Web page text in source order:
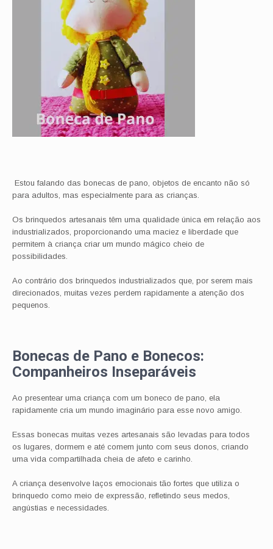
Estou falando das bonecas de pano, objetos de encanto não só
para adultos, mas especialmente para as crianças.
Os brinquedos artesanais têm uma qualidade única em relação aos
industrializados, proporcionando uma maciez e liberdade que
permitem à criança criar um mundo mágico cheio de
possibilidades.
Ao contrário dos brinquedos industrializados que, por serem mais
direcionados, muitas vezes perdem rapidamente a atenção dos
pequenos.
Bonecas de Pano e Bonecos:
Companheiros Inseparáveis
Ao presentear uma criança com um boneco de pano, ela
rapidamente cria um mundo imaginário para esse novo amigo.
Essas bonecas muitas vezes artesanais são levadas para todos
os lugares, dormem e até comem junto com seus donos, criando
uma vida compartilhada cheia de afeto e carinho.
A criança desenvolve laços emocionais tão fortes que utiliza o
brinquedo como meio de expressão, refletindo seus medos,
angústias e necessidades.